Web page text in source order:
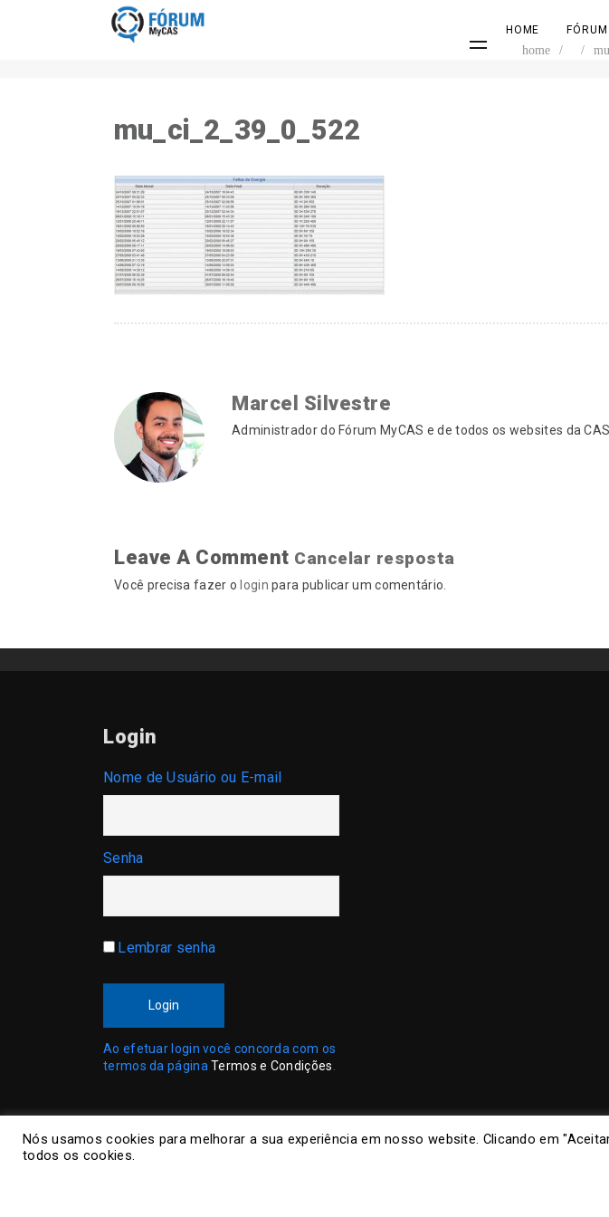
HOME FÓRUM
home / /
mu_ci_2_39_0_522
Marcel Silvestre
Administrador do Fórum MyCAS e de todos os websites da
Leave A Comment Cancelar resposta
Você precisa fazer o login para publicar um comentário.
Login
Nome de Usuário ou E-mail
Senha
Lembrar senha
Login
Ao efetuar login você concorda com os
termos da páginaTermos e Condições
Nós usamos cookies para melhorar a sua experiência em nosso website. Clicando em
todos os cookies.